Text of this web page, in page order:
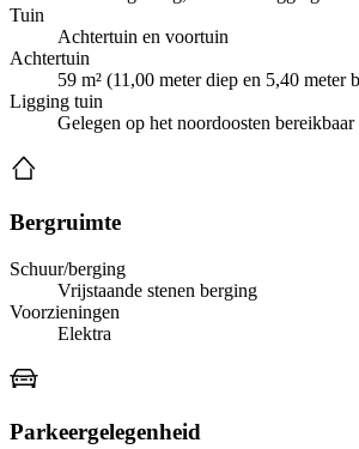
Tuin
Achtertuin en voortuin
Achtertuin
59 m² (11,00 meter diep en 5,40 meter
Ligging tuin
Gelegen op het noordoosten
Bergruimte
Schuur/berging
Vrijstaande stenen berging
Voorzieningen
Elektra
Parkeergelegenheid